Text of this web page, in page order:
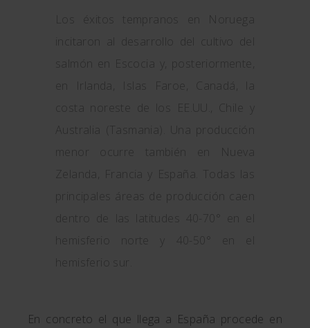
Los éxitos tempranos en Noruega
incitaron al desarrollo del cultivo del
salmón en Escocia y, posteriormente,
costa noreste de los EE.UU., Chile y
Australia (Tasmania). Una producción
menor ocurre también en Nueva
Zelanda, Francia y España. Todas las
dentro de las latitudes 40-70° en el
hemisferio norte y 40-50° en el
hemisferio sur.
En concreto el que llega a España procede en